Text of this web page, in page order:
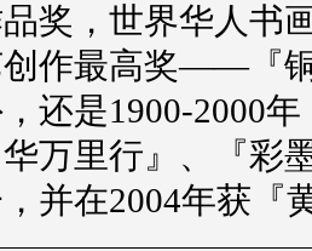
奖，世界华人书
作最高奖——『
还是1900-2000
华万里行』、『
并在2004年获『